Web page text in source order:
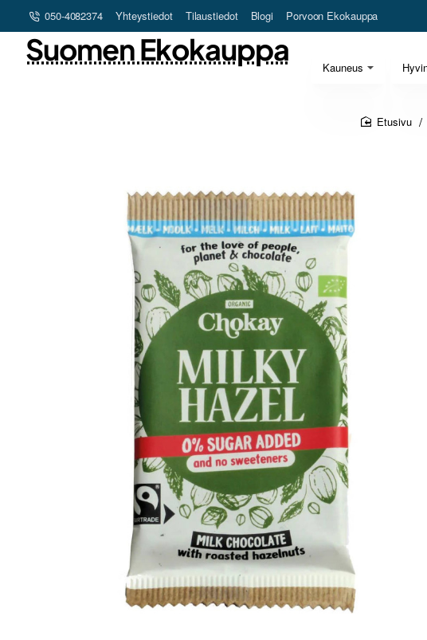
050-4082374 Yhteystiedot Tilaustiedot Blogi Porvoon Ekokauppa
Kauneus
Suomen Ekokauppa